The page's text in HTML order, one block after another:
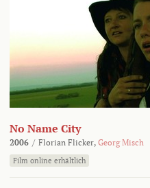
No Name City
2006 / Florian Flicker, Georg Misch
Film online erhältlich